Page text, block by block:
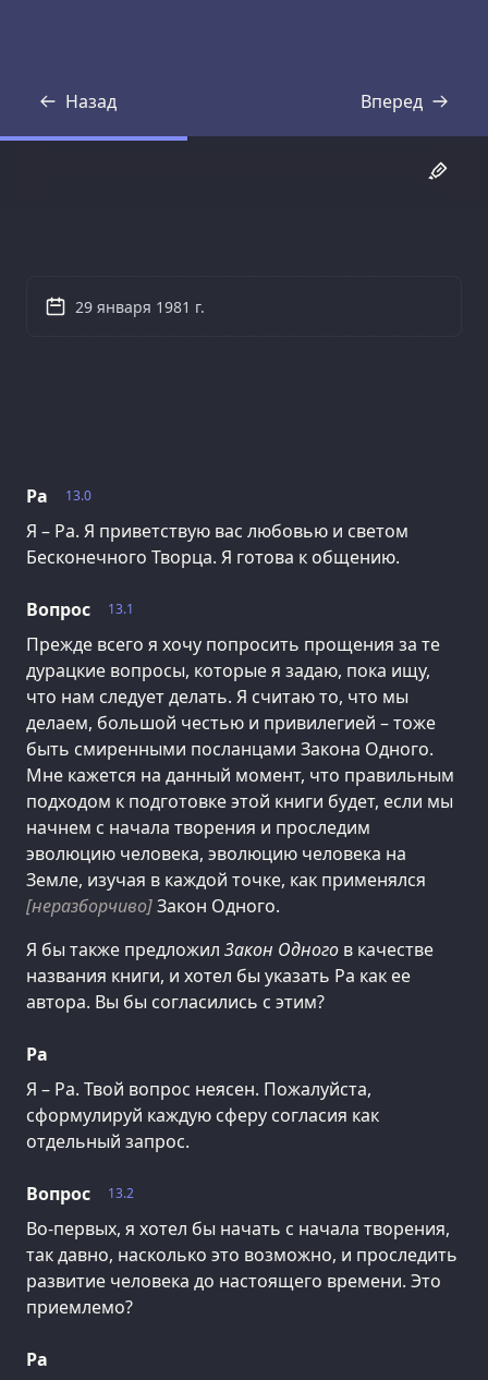
Назад
Стенограмма Вперед
Стенограмма
13.0
Ра
Я – Ра. Я приветствую вас любовью и светом
Бесконечного Творца. Я готова к общению.
13.1
Вопрос
Прежде всего я хочу попросить прощения за те
дурацкие вопросы, которые я задаю, пока ищу,
что нам следует делать. Я считаю то, что мы
делаем, большой честью и привилегией – тоже
быть смиренными посланцами Закона Одного.
Мне кажется на данный момент, что правильным
подходом к подготовке этой книги будет, если мы
начнем с начала творения и проследим
эволюцию человека, эволюцию человека на
Земле, изучая в каждой точке, как применялся
[неразборчиво]Закон Одного.
Я бы также предложил Закон Одного в качестве
названия книги, и хотел бы указать Ра как ее
автора. Вы бы согласились с этим?
Ра
Я – Ра. Твой вопрос неясен. Пожалуйста,
сформулируй каждую сферу согласия как
отдельный запрос.
13.2
Вопрос
Во-первых, я хотел бы начать с начала творения,
так давно, насколько это возможно, и проследить
развитие человека до настоящего времени. Это
приемлемо?
Ра
29 января 1981 г.